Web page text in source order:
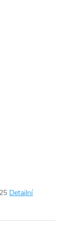
Detailní